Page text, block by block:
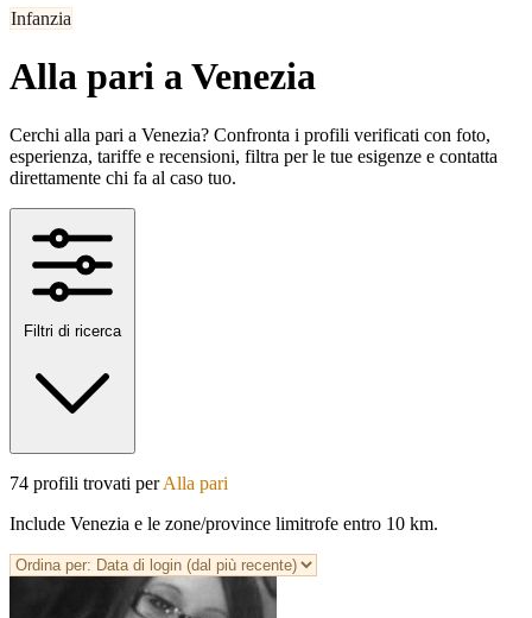
Infanzia
Alla pari a Venezia
Cerchi alla pari a Venezia? Confronta i profili verificati con foto,
esperienza, tariffe e recensioni, filtra per le tue esigenze e contatta
direttamente chi fa al caso tuo.
Filtri di ricerca
74 profili trovati perAlla pari
Include Venezia e le zone/province limitrofe entro 10 km.